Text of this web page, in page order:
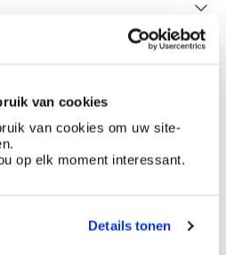
van cookies
van cookies om uw site-
op elk moment interessant.
Details tonen